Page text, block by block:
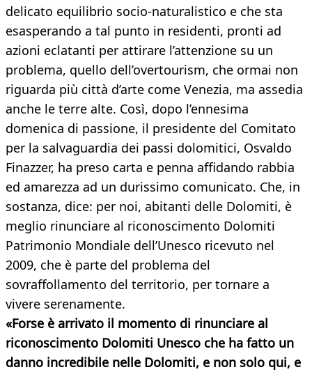
delicato equilibrio socio-naturalistico e che sta
esasperando a tal punto in residenti, pronti ad
azioni eclatanti per attirare l’attenzione su un
problema, quello dell’overtourism, che ormai non
riguarda più città d’arte come Venezia, ma assedia
anche le terre alte. Così, dopo l’ennesima
domenica di passione, il presidente del Comitato
per la salvaguardia dei passi dolomitici, Osvaldo
Finazzer, ha preso carta e penna affidando rabbia
ed amarezza ad un durissimo comunicato. Che, in
sostanza, dice: per noi, abitanti delle Dolomiti, è
meglio rinunciare al riconoscimento Dolomiti
Patrimonio Mondiale dell’Unesco ricevuto nel
2009, che è parte del problema del
sovraffollamento del territorio, per tornare a
vivere serenamente.
«Forse è arrivato il momento di rinunciare al
riconoscimento Dolomiti Unesco che ha fatto un
danno incredibile nelle Dolomiti, e non solo qui, e